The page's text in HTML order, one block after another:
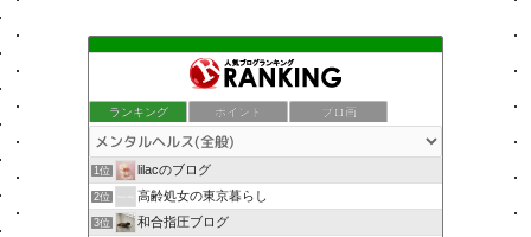
ランキング ポイント ブロ画
1位 lilacのブログ
2位 高齢処女の東京暮らし
3位 和合指圧ブログ